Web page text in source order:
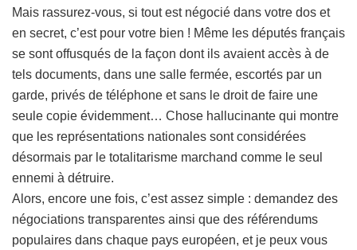
Mais rassurez-vous, si tout est négocié dans votre dos et
en secret, c’est pour votre bien ! Même les députés français
se sont offusqués de la façon dont ils avaient accès à de
tels documents, dans une salle fermée, escortés par un
garde, privés de téléphone et sans le droit de faire une
seule copie évidemment… Chose hallucinante qui montre
que les représentations nationales sont considérées
désormais par le totalitarisme marchand comme le seul
ennemi à détruire.
Alors, encore une fois, c’est assez simple : demandez des
négociations transparentes ainsi que des référendums
populaires dans chaque pays européen, et je peux vous